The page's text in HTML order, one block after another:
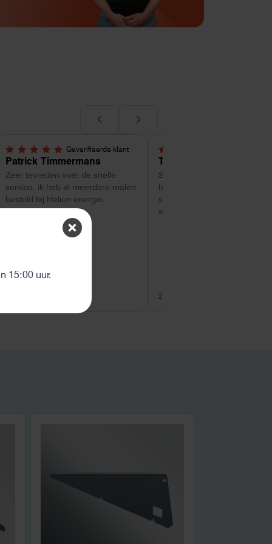
Geverifieerde klant
5,0 van 5 sterren
Patrick Timmermans
Zeer tevreden over de snelle
service. ik heb al meerdere malen
besteld bij Helion energie.
5,0 van 5 sterren
Tom
Super service tot zo ver.
hulp met uitzoeken van welk
systeem geschikt is. Vragen
worden snel beantwoord
26 juli 2026
15:00 uur.